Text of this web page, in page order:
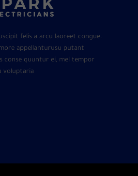
felis a arcu laoreet congue.
appellanturusu putant
conse quuntur ei, mel tempor
voluptaria.